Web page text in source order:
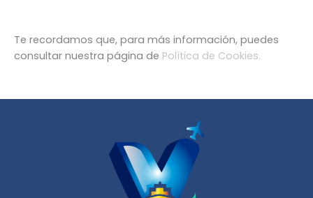
Te recordamos que, para más información, puedes
consultar nuestra página de Política de Cookies.